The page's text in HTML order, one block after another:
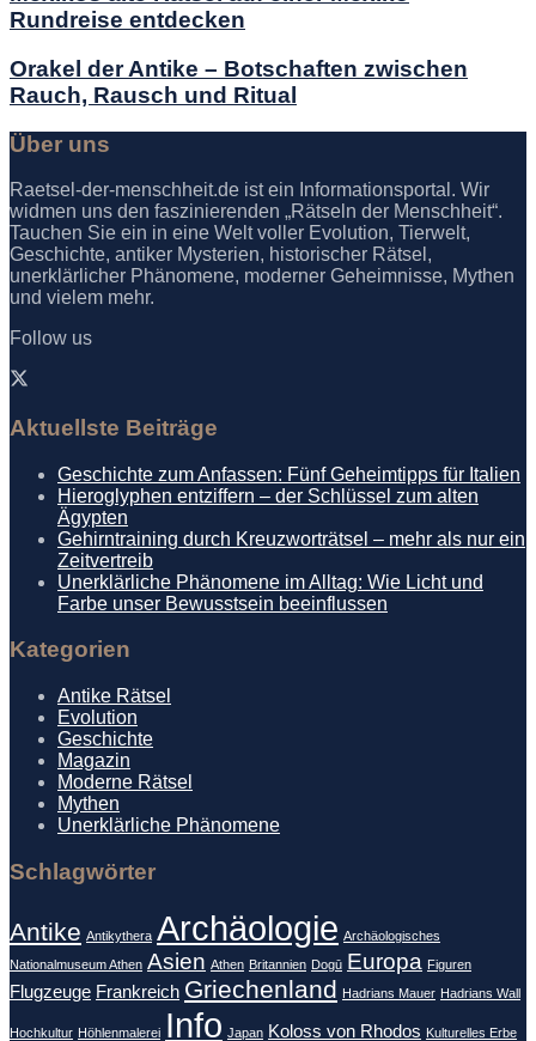
Rundreise entdecken
Orakel der Antike – Botschaften zwischen
Rauch, Rausch und Ritual
Über uns
Raetsel-der-menschheit.de ist ein Informationsportal. Wir
widmen uns den faszinierenden „Rätseln der Menschheit“.
Tauchen Sie ein in eine Welt voller Evolution, Tierwelt,
Geschichte, antiker Mysterien, historischer Rätsel,
unerklärlicher Phänomene, moderner Geheimnisse, Mythen
und vielem mehr.
Follow us
Aktuellste Beiträge
Geschichte zum Anfassen: Fünf Geheimtipps für Italien
Hieroglyphen entziffern – der Schlüssel zum alten
Ägypten
Gehirntraining durch Kreuzworträtsel – mehr als nur ein
Zeitvertreib
Unerklärliche Phänomene im Alltag: Wie Licht und
Farbe unser Bewusstsein beeinflussen
Kategorien
Antike Rätsel
Evolution
Geschichte
Magazin
Moderne Rätsel
Mythen
Unerklärliche Phänomene
Schlagwörter
Antike Antikythera Archäologie Archäologisches
Nationalmuseum Athen Asien Athen Britannien Dogū Europa Figuren
Flugzeuge Frankreich Griechenland Hadrians Mauer Hadrians Wall
Hochkultur Höhlenmalerei Info Japan Koloss von Rhodos Kulturelles Erbe